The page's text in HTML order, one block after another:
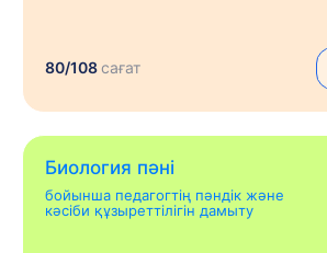
80/108сағат
Биология пәні
бойынша педагогтің пәндік және
кәсіби құзыреттілігін дамыту